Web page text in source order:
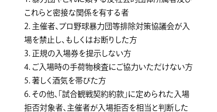
これらと密接な関係を有する者
2. 主催者、プロ野球暴力団等排除対策協議会が入
場を禁止し、もしくはお断りした方
3. 正規の入場券を提示しない方
4. ご入場時の手荷物検査にご協力いただけない方
5. 著しく酒気を帯びた方
6. その他、「試合観戦契約約款」に定められた入場
拒否対象者、主催者が入場拒否を相当と判断した